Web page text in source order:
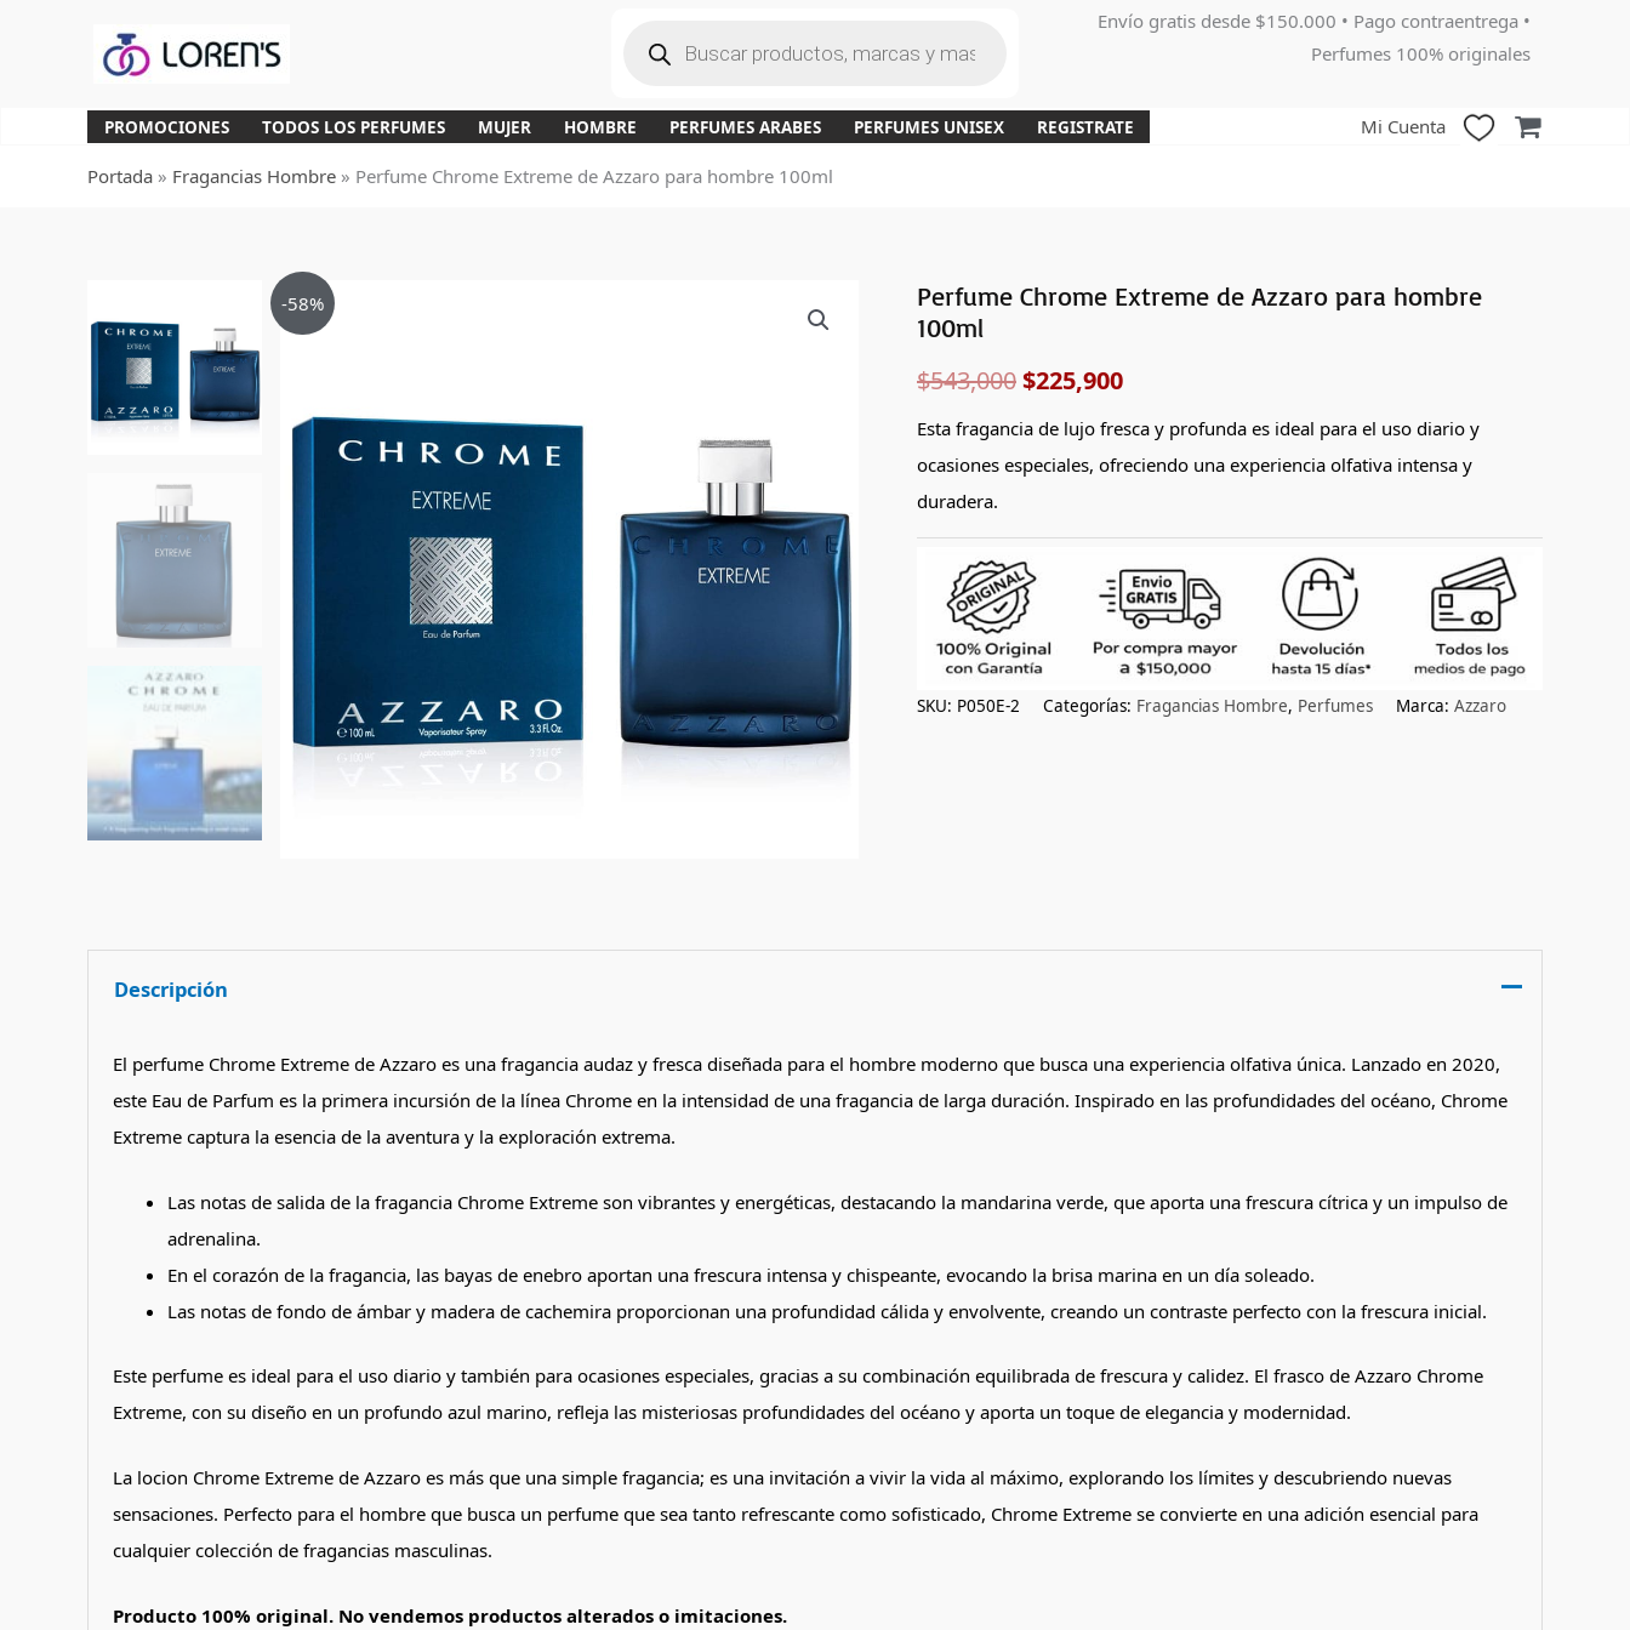
a
d
e
r
o
Envío gratis desde $150.000 • Pago contraentrega •
Perfumes 100% originales
PROMOCIONES TODOS LOS PERFUMES MUJER HOMBRE PERFUMES ARABES PERFUMES UNISEX REGISTRATE Mi Cuenta
Portada » Fragancias Hombre » Perfume Chrome Extreme de Azzaro para hombre 100ml
-58%
Perfume Chrome Extreme de Azzaro para hombre
100ml
$543,000
El
original
$225,900
El
es:
Esta fragancia de lujo fresca y profunda es ideal para el uso diario y
ocasiones especiales, ofreciendo una experiencia olfativa intensa y
duradera.
SKU: P050E-2 Categorías: Fragancias Hombre, Perfumes Marca: Azzaro
Descripción
El perfume Chrome Extreme de Azzaro es una fragancia audaz y fresca diseñada para el hombre moderno que busca una experiencia olfativa única. Lanzado en 2020,
este Eau de Parfum es la primera incursión de la línea Chrome en la intensidad de una fragancia de larga duración. Inspirado en las profundidades del océano, Chrome
Extreme captura la esencia de la aventura y la exploración extrema.
Las notas de salida de la fragancia Chrome Extreme son vibrantes y energéticas, destacando la mandarina verde, que aporta una frescura cítrica y un impulso de
adrenalina.
En el corazón de la fragancia, las bayas de enebro aportan una frescura intensa y chispeante, evocando la brisa marina en un día soleado.
Las notas de fondo de ámbar y madera de cachemira proporcionan una profundidad cálida y envolvente, creando un contraste perfecto con la frescura inicial.
Este perfume es ideal para el uso diario y también para ocasiones especiales, gracias a su combinación equilibrada de frescura y calidez. El frasco de Azzaro Chrome
Extreme, con su diseño en un profundo azul marino, refleja las misteriosas profundidades del océano y aporta un toque de elegancia y modernidad.
La locion Chrome Extreme de Azzaro es más que una simple fragancia; es una invitación a vivir la vida al máximo, explorando los límites y descubriendo nuevas
sensaciones. Perfecto para el hombre que busca un perfume que sea tanto refrescante como sofisticado, Chrome Extreme se convierte en una adición esencial para
cualquier colección de fragancias masculinas​.
Producto 100% original. No vendemos productos alterados o imitaciones.